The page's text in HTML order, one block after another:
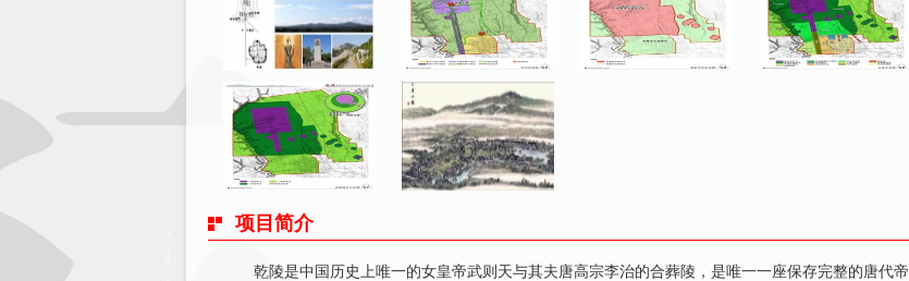
项目简介
乾陵是中国历史上唯一的女皇帝武则天与其夫唐高宗李治的合葬陵，是唯一一座保存完整的唐代帝